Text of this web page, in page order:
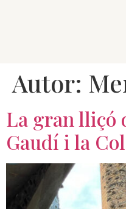
Autor:
La gran lliçó
Gaudí i la